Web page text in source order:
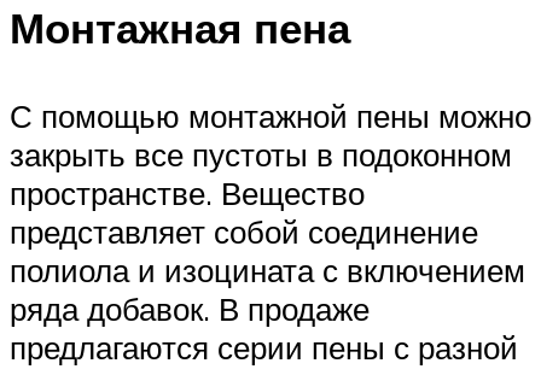
Монтажная пена
С помощью монтажной пены можно
закрыть все пустоты в подоконном
пространстве. Вещество
представляет собой соединение
полиола и изоцината с включением
ряда добавок. В продаже
предлагаются серии пены с разной